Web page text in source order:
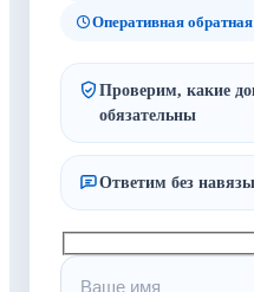
Оперативная обратная
Проверим, какие
обязательны
Ответим без